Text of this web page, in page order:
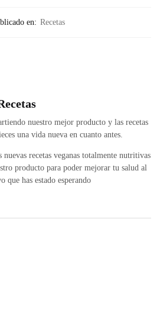
en: Recetas
nuestro mejor producto y las recetas
una vida nueva en cuanto antes.
recetas veganas totalmente nutritivas
producto para poder mejorar tu salud al
que has estado esperando